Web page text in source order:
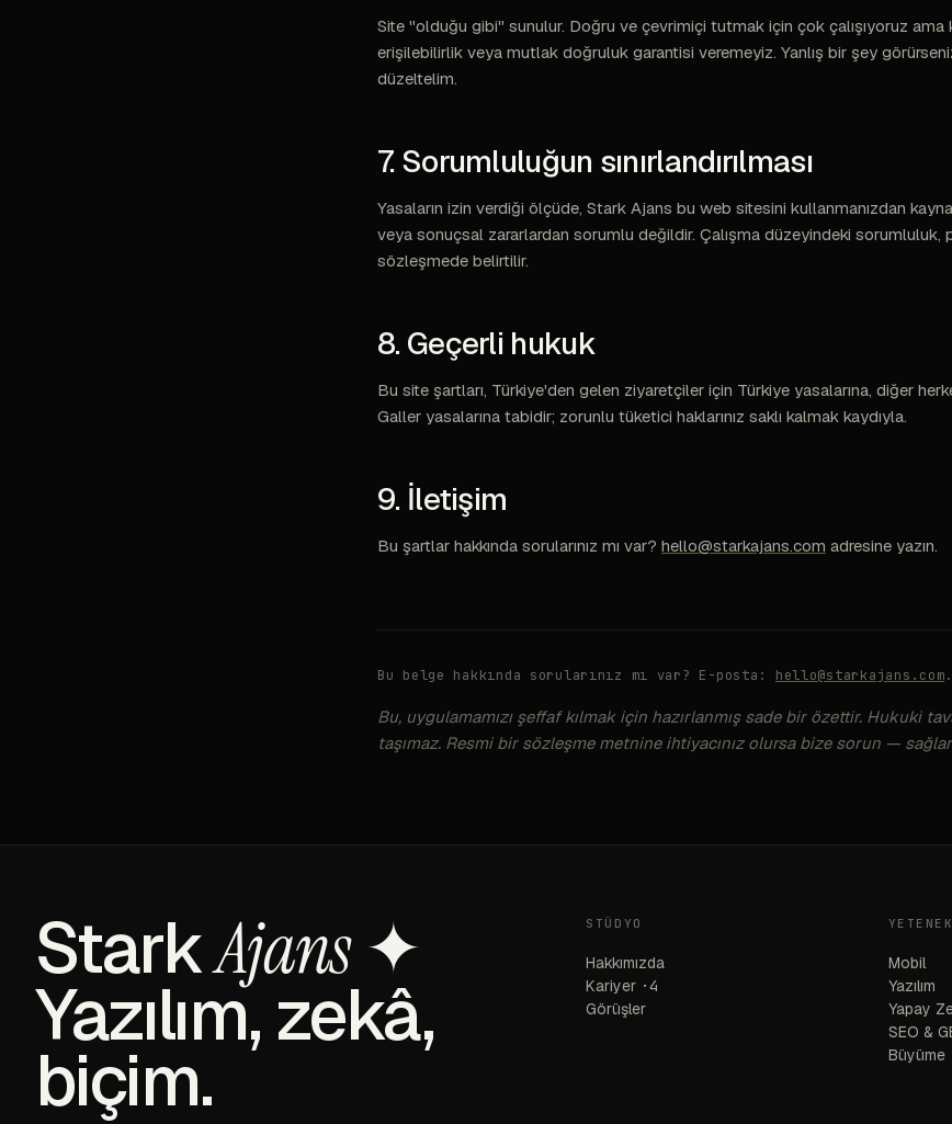
Site "olduğu gibi" sunulur. Doğru ve çevrimiçi tutmak için çok çalışıyoruz ama
erişilebilirlik veya mutlak doğruluk garantisi veremeyiz. Yanlış bir şey
düzeltelim.
7. Sorumluluğun sınırlandırılması
Yasaların izin verdiği ölçüde, Stark Ajans bu web sitesini kullanmanızdan
veya sonuçsal zararlardan sorumlu değildir. Çalışma düzeyindeki sorumluluk,
sözleşmede belirtilir.
8. Geçerli hukuk
Bu site şartları, Türkiye'den gelen ziyaretçiler için Türkiye yasalarına, diğer
Galler yasalarına tabidir; zorunlu tüketici haklarınız saklı kalmak kaydıyla.
9. İletişim
Bu şartlar hakkında sorularınız mı var? hello@starkajans.com adresine yazın.
Bu belge hakkında sorularınız mı var? E-posta: hello@starkajans.com.
Bu, uygulamamızı şeffaf kılmak için hazırlanmış sade bir özettir. Hukuki
taşımaz. Resmi bir sözleşme metnine ihtiyacınız olursa bize sorun —
StarkAjans✦
Yazılım, zekâ,
biçim.
STÜDYO
Hakkımızda
Kariyer ·4
Görüşler
Mobil
Yazılım
Yapay
SEO &
Büyüme